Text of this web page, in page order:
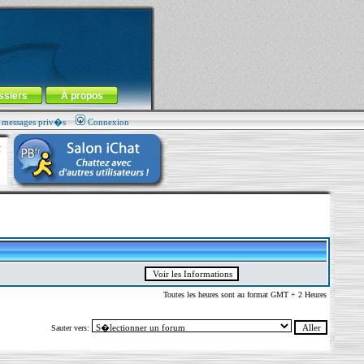
À propos
priv�s Connexion
Toutes les heures sont au format GMT + 2 Heures
Sauter vers: